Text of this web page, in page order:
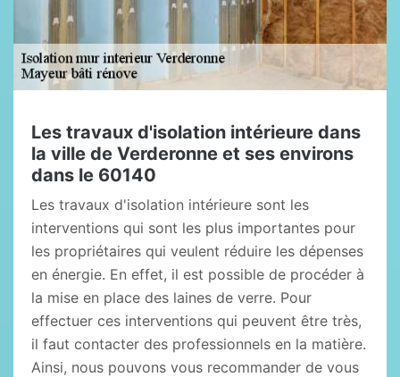
Les travaux d'isolation intérieure dans
la ville de Verderonne et ses environs
dans le 60140
Les travaux d'isolation intérieure sont les
interventions qui sont les plus importantes pour
les propriétaires qui veulent réduire les dépenses
en énergie. En effet, il est possible de procéder à
la mise en place des laines de verre. Pour
effectuer ces interventions qui peuvent être très,
il faut contacter des professionnels en la matière.
Ainsi, nous pouvons vous recommander de vous